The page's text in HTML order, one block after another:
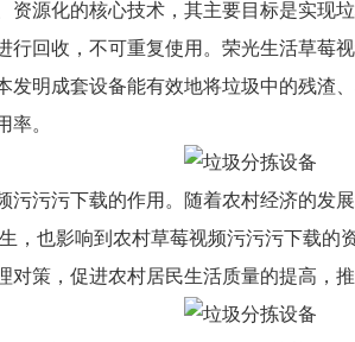
源化的核心技术，其主要目标是实现
回收，不可重复使用。荣光生活草莓
明成套设备能有效地将垃圾中的残
。
污污下载的作用。随着农村经济的
也影响到农村草莓视频污污污下载的
策，促进农村居民生活质量的提高，推